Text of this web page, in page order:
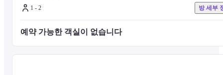
1 - 2 방 세부
예약 가능한 객실이 없습니다